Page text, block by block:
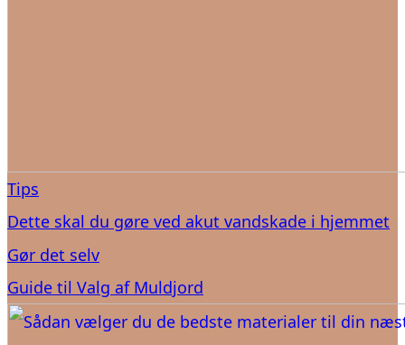
Tips
Dette skal du gøre ved akut vandskade i hjemmet
Gør det selv
Guide til Valg af Muldjord